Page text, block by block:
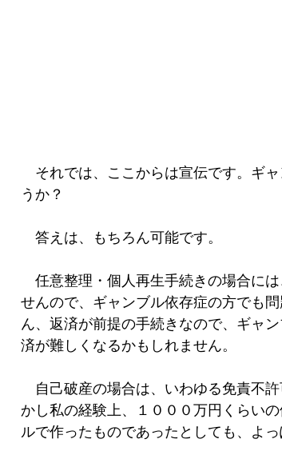
それでは、ここからは宣伝です。ギ
うか？
答えは、もちろん可能です。
任意整理・個人再生手続きの場合には
せんので、ギャンブル依存症の方でも
ん、返済が前提の手続きなので、ギャ
済が難しくなるかもしれません。
自己破産の場合は、いわゆる免責不
かし私の経験上、１０００万円くらい
ルで作ったものであったとしても、よ